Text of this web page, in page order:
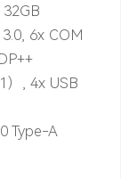
6x COM
）, 4x USB
Type-A